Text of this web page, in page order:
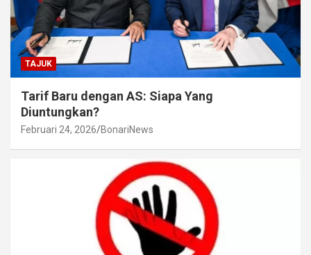
TAJUK
Tarif Baru dengan AS: Siapa Yang
Diuntungkan?
Februari 24, 2026 BonariNews